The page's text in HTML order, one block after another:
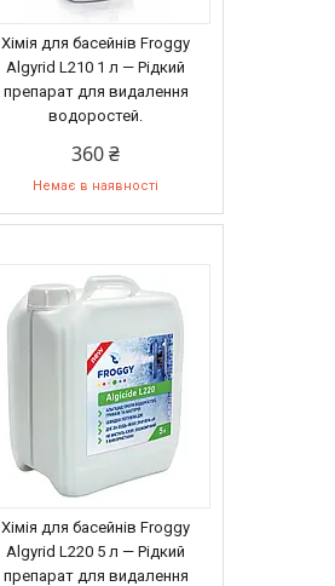
Хімія для басейнів Froggy
Algyrid L210 1 л — Рідкий
препарат для видалення
водоростей.
360 ₴
Немає в наявності
Хімія для басейнів Froggy
Algyrid L220 5 л — Рідкий
препарат для видалення